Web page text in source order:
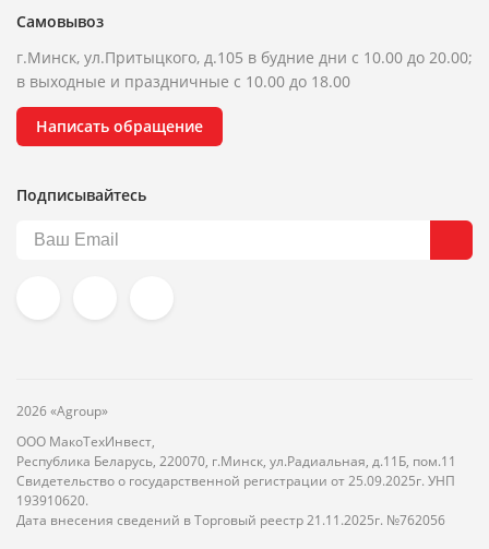
Самовывоз
г.Минск, ул.Притыцкого, д.105 в будние дни с 10.00 до 20.00;
в выходные и праздничные с 10.00 до 18.00
Написать обращение
Подписывайтесь
2026 «Agroup»
ООО МакоТехИнвест,
Республика Беларусь, 220070, г.Минск, ул.Радиальная, д.11Б, пом.11
Свидетельство о государственной регистрации от 25.09.2025г. УНП
193910620.
Дата внесения сведений в Торговый реестр 21.11.2025г. №762056